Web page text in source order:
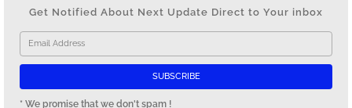
Get Notified About Next Update Direct to Your inbox
* We promise that we don't spam !